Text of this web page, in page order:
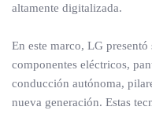
altamente digitalizada.
En este marco, LG
componentes eléctricos,
conducción autónoma,
nueva generación. Estas